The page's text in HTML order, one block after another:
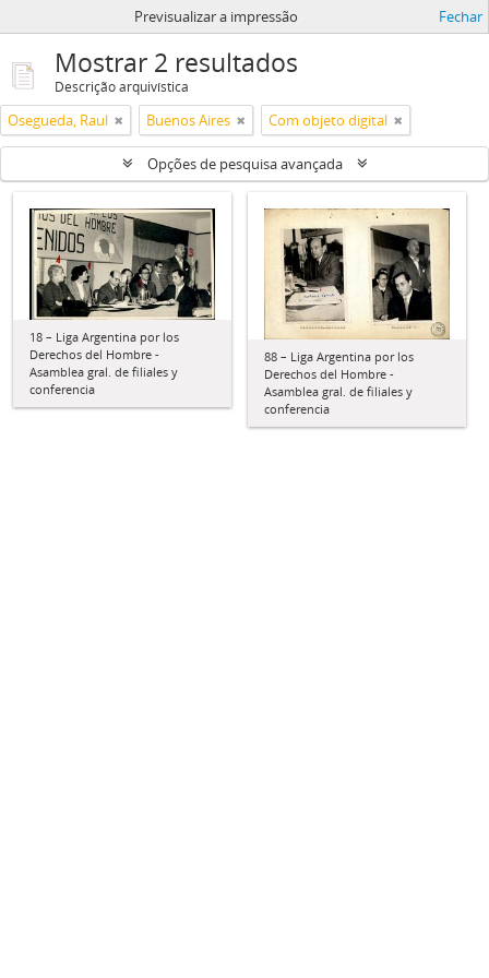
Previsualizar a impressão Fechar
Mostrar 2 resultados
Descrição arquivística
Osegueda, Raul Buenos Aires Com objeto digital
Opções de pesquisa avançada
18 – Liga Argentina por los
Derechos del Hombre -
Asamblea gral. de filiales y
conferencia
88 – Liga Argentina por los
Derechos del Hombre -
Asamblea gral. de filiales y
conferencia